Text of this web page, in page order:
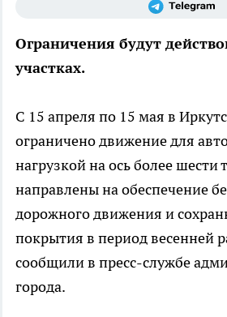
Ограничения будут
участках.
С 15 апреля по 15 мая в
ограничено движение для
нагрузкой на ось более
направлены на обеспечение
дорожного движения и
покрытия в период весенней
сообщили в пресс-службе
города.